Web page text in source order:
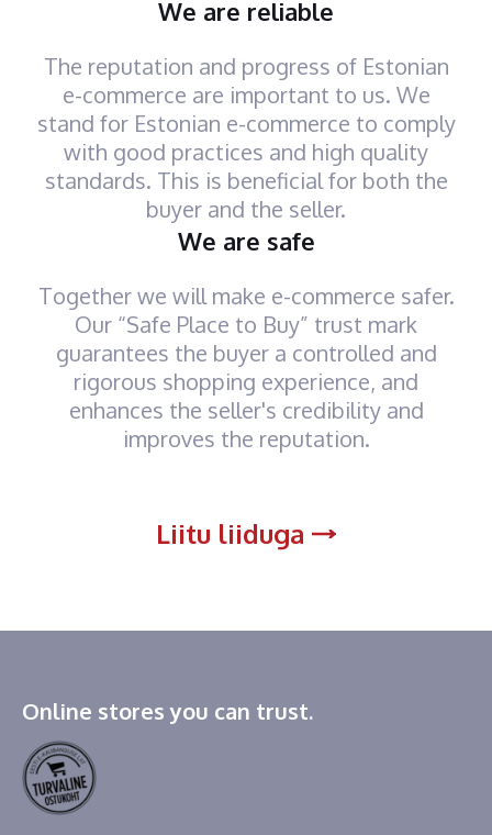
We are reliable
The reputation and progress of Estonian
e-commerce are important to us. We
stand for Estonian e-commerce to comply
with good practices and high quality
standards. This is beneficial for both the
buyer and the seller.
We are safe
Together we will make e-commerce safer.
Our “Safe Place to Buy” trust mark
guarantees the buyer a controlled and
rigorous shopping experience, and
enhances the seller's credibility and
improves the reputation.
Liitu liiduga
Online stores you can trust.